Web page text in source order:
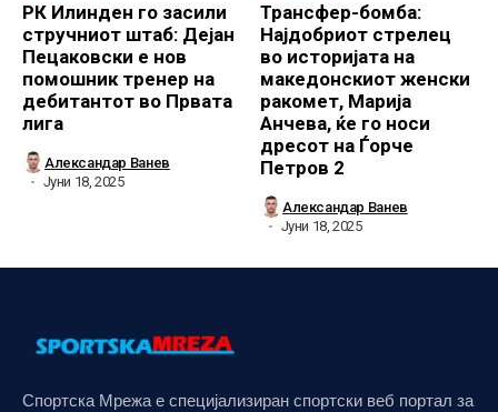
РК Илинден го засили
стручниот штаб: Дејан
Пецаковски е нов
помошник тренер на
дебитантот во Првата
лига
Александар Ванев
Јуни 18, 2025
Трансфер-бомба:
Најдобриот стрелец
во историјата на
македонскиот женски
ракомет, Марија
Анчева, ќе го носи
дресот на Ѓорче
Петров 2
Александар Ванев
Јуни 18, 2025
Спортска Мрежа е специјализиран спортски веб портал за